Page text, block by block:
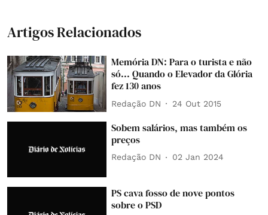
Artigos Relacionados
Memória DN: Para o turista e não
só... Quando o Elevador da Glória
fez 130 anos
Redação DN 24 Out 2015
Sobem salários, mas também os
preços
Redação DN 02 Jan 2024
PS cava fosso de nove pontos
sobre o PSD